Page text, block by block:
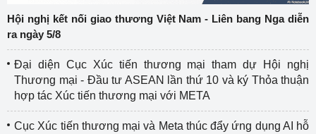
Hội nghị kết nối giao thương Việt Nam - Liên bang Nga diễn
ra ngày 5/8
Đại diện Cục Xúc tiến thương mại tham dự Hội nghị
Thương mại - Đầu tư ASEAN lần thứ 10 và ký Thỏa thuận
hợp tác Xúc tiến thương mại với META
Cục Xúc tiến thương mại và Meta thúc đẩy ứng dụng AI hỗ